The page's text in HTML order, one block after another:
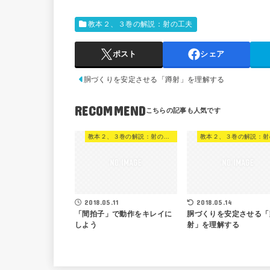
教本２、３巻の解説：射の工夫
ポスト シェア
胴づくりを安定させる「蹲射」を理解する
RECOMMEND
教本２、３巻の解説：射の工夫
2018.05.11
「間拍子」で動作をキレイに
しよう
2018.05.14
胴づくりを安定させる
射」を理解する